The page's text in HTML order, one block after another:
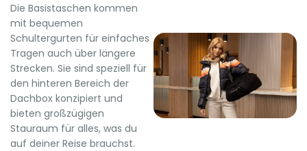
Die Basistaschen kommen
mit bequemen
Schultergurten für einfaches
Tragen auch über längere
Strecken. Sie sind speziell für
den hinteren Bereich der
Dachbox konzipiert und
bieten großzügigen
Stauraum für alles, was du
auf deiner Reise brauchst.